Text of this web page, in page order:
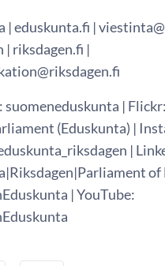
| eduskunta.fi |
| riksdagen.fi |
suomeneduskunta | Flickr:
(Eduskunta) |
|
of
| YouTube: